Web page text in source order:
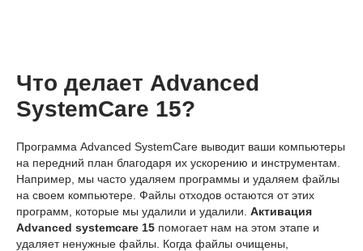
Что делает Advanced
SystemCare 15?
Программа Advanced SystemCare выводит ваши компьютеры
на передний план благодаря их ускорению и инструментам.
Например, мы часто удаляем программы и удаляем файлы
на своем компьютере. Файлы отходов остаются от этих
программ, которые мы удалили и удалили. Активация
Advanced systemcare 15 помогает нам на этом этапе и
удаляет ненужные файлы. Когда файлы очищены,